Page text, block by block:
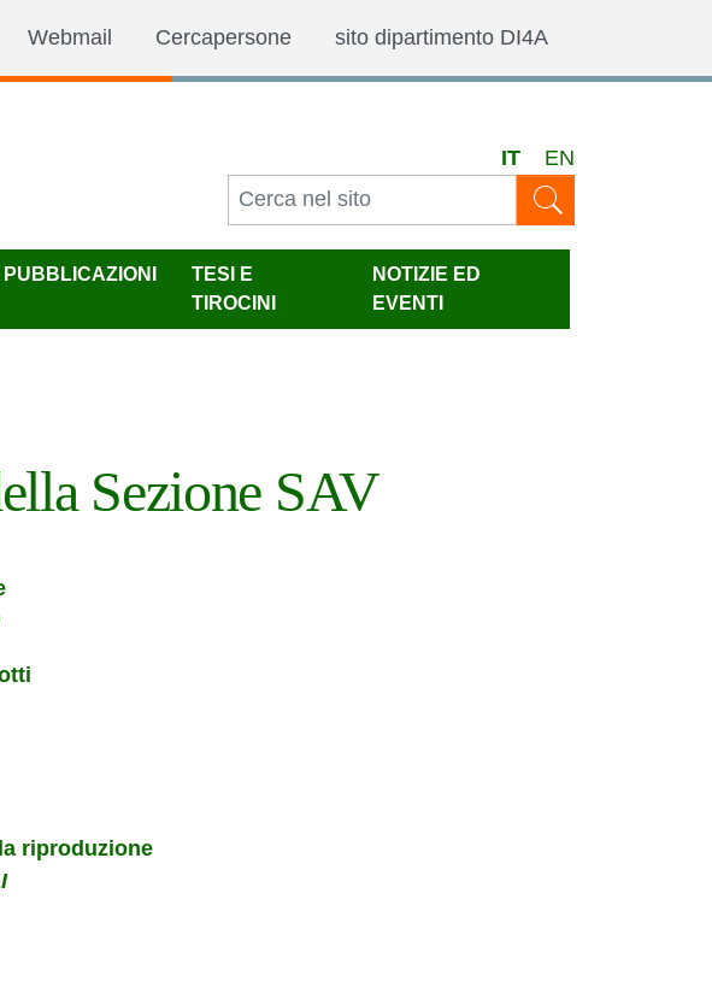
Webmail
Cercapersone sito dipartimento DI4A
IT EN
PUBBLICAZIONI
TESI E
TIROCINI
NOTIZIE ED
EVENTI
Sezione SAV
riproduzione